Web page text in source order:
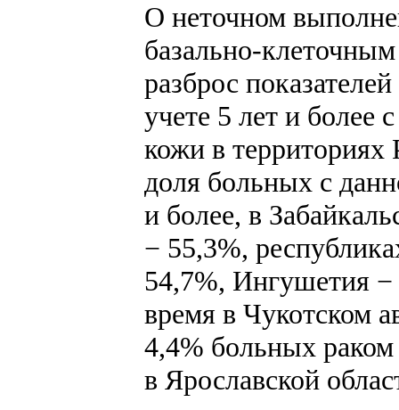
О неточном
базально-
разброс
учете 5 лет и более
кожи в территориях
доля больных с
и более, в
− 55,3%,
54,7%, Ингушетия −
время в Чукотском
4,4% больных
в Ярославской